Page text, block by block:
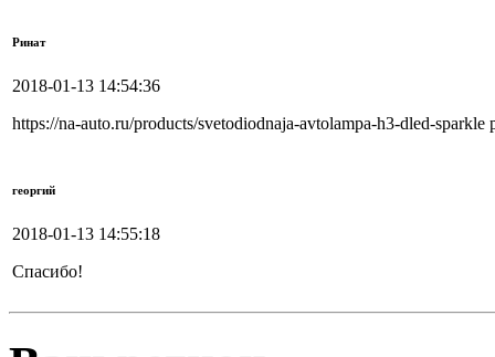
Ринат
2018-01-13 14:54:36
https://na-auto.ru/products/svetodiodnaja-avtolampa-h3-dled-sparkle
георгий
2018-01-13 14:55:18
Спасибо!